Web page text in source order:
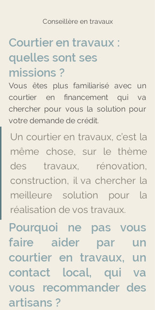
Conseillère en travaux
Courtier en travaux :
quelles sont ses
missions ?
Vous êtes plus familiarisé avec un
courtier en financement qui va
chercher pour vous la solution pour
votre demande de crédit.
Un courtier en travaux, c’est la
même chose, sur le thème
des travaux, rénovation,
construction, il va chercher la
meilleure solution pour la
réalisation de vos travaux.
Pourquoi ne pas vous
faire aider par un
courtier en travaux, un
contact local, qui va
vous recommander des
artisans ?